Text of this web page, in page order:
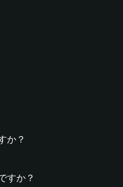
か？
すか？